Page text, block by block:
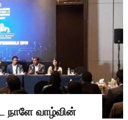
நாளே வாழ்வின்